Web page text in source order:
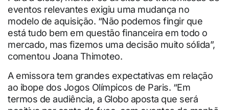
eventos relevantes exigiu uma mudança no
modelo de aquisição. “Não podemos fingir que
está tudo bem em questão financeira em todo o
mercado, mas fizemos uma decisão muito sólida”,
comentou Joana Thimoteo.
A emissora tem grandes expectativas em relação
ao ibope dos Jogos Olímpicos de Paris. “Em
termos de audiência, a Globo aposta que será